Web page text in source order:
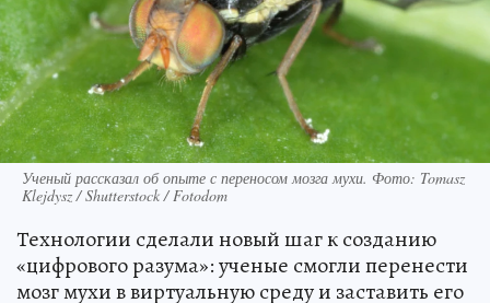
Ученый рассказал об опыте с переносом мозга мухи. Фото: Tomasz
Klejdysz / Shutterstock / Fotodom
Технологии сделали новый шаг к созданию
«цифрового разума»: ученые смогли перенести
мозг мухи в виртуальную среду и заставить его